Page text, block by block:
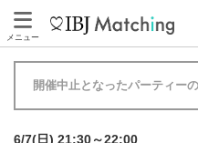
メニュー
開催中止となったパーティー
6/7(日) 21:30～22:00